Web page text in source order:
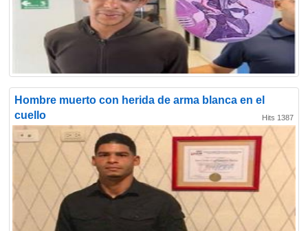
Hombre muerto con herida de arma blanca en el
cuello
Hits 1387